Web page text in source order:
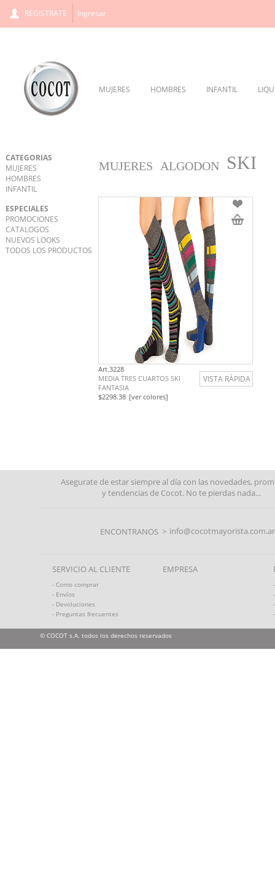
REGISTRATE Ingresar
MUJERES HOMBRES INFANTIL
CATEGORIAS
MUJERES
HOMBRES
INFANTIL
ESPECIALES
PROMOCIONES
CATALOGOS
NUEVOS LOOKS
TODOS LOS PRODUCTOS
MUJERES ALGODON SKI
VISTA RÁPIDA
Art.3228
MEDIA TRES CUARTOS SKI
FANTASIA
$2298.38 [ver colores]
Asegurate de estar siempre al día con las novedades,
y tendencias de Cocot. No te pierdas nada...
ENCONTRANOS > info@cocotmayorista.com.ar
SERVICIO AL CLIENTE
- Como comprar
- Envíos
- Devoluciones
- Preguntas frecuentes
EMPRESA
© COCOT s.A. todos los derechos reservados